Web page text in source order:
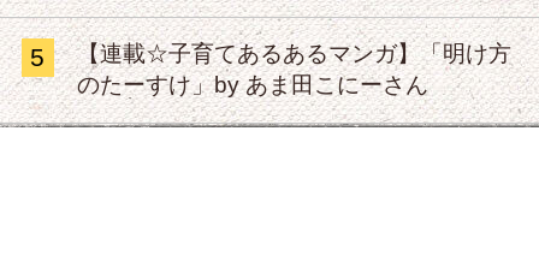
5
【連載☆子育てあるあるマンガ】「明け方
のたーすけ」by あま田こにーさん